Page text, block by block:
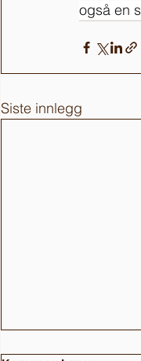
også en
Siste innlegg